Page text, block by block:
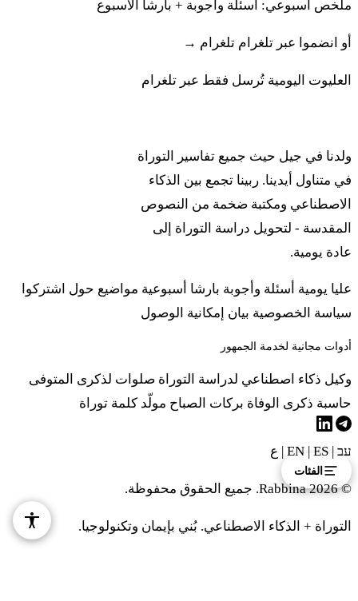
الفئات
ملخص أسبوعي: أسئلة وأجوبة + بارشا الأسبوع
أو انضموا عبر تلغرام تلغرام →
العليوت اليومية تُرسل فقط عبر تلغرام
ولدنا في جيل حيث جميع تفاسير التوراة
في متناول أيدينا. ربينا تجمع بين الذكاء
الاصطناعي ومكتبة ضخمة من النصوص
المقدسة - لتحويل دراسة التوراة إلى
عادة يومية.
عليا يومية أسئلة وأجوبة بارشا أسبوعية مواضيع حول اشتركوا
سياسة الخصوصية بيان إمكانية الوصول
أدوات مجانية لخدمة الجمهور
وكيل ذكاء اصطناعي لدراسة التوراة صلوات لذكرى المتوفى
حاسبة ذكرى الوفاة بركات الصباح مولّد كلمة توراة
עב ES ع
© 2026 Rabbina. جميع الحقوق محفوظة.
التوراة + الذكاء الاصطناعي. بُني بإيمان وتكنولوجيا.